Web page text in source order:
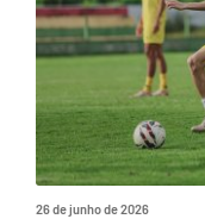
26 de junho de 2026